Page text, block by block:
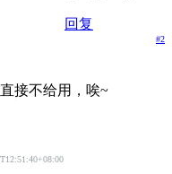
回复
#2
接不给用，唉~